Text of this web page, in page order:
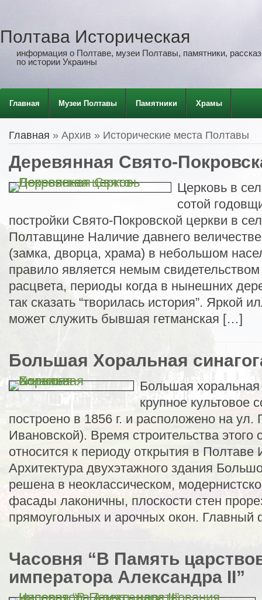
Полтава Историческая
информация о Полтаве, музеи Полтавы, памятники,
по истории Украины
Главная Музеи Полтавы Памятники Храмы
Главная » Архив » Исторические места Полтавы
Деревянная Свято-
Церковь в
сотой
постройки Свято-Покровской церкви в
Полтавщине Наличие давнего
(замка, дворца, храма) в небольшом
правило является немым
расцвета, периоды когда в нынешних
так сказать “творилась история”. Яркой
может служить бывшая гетманская […]
Большая Хоральная
Большая хоральная
крупное культовое
построено в 1856 г. и расположено на
Ивановской). Время строительства этого
относится к периоду открытия в Полтаве
Архитектура двухэтажного здания
решена в неоклассическом,
фасады лаконичны, плоскости стен
прямоугольных и арочных окон.
Часовня “В Память
императора Александра II”